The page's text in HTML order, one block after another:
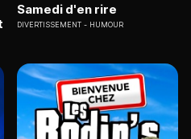
Samedi d'en rire
DIVERTISSEMENT HUMOUR